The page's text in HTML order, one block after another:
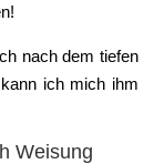
nach dem tiefen
ich mich ihm
Weisung